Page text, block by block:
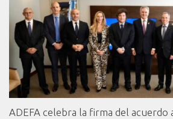
ADEFA celebra la firma del